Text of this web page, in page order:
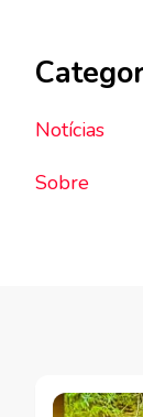
Notícias
Sobre